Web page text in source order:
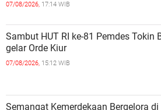
07/08/2026, 17:14 WIB
Sambut HUT RI ke-81 Pemdes Tokin
gelar Orde Kiur
07/08/2026, 15:12 WIB
Semangat Kemerdekaan Bergelora di